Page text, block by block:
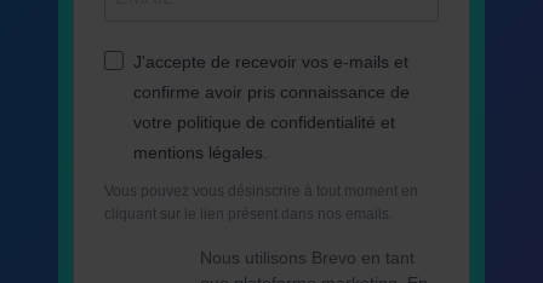
J'accepte de recevoir vos e-mails et
confirme avoir pris connaissance de
votre politique de confidentialité et
mentions légales.
Vous pouvez vous désinscrire à tout moment en
cliquant sur le lien présent dans nos emails.
Nous utilisons Brevo en tant